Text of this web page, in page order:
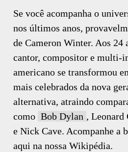
Se você acompanha o
nos últimos anos,
de Cameron Winter. Aos 24
cantor, compositor e multi-
americano se transformou
mais celebrados da nova
alternativa, atraindo
como Bob Dylan , Leonard
e Nick Cave. Acompanhe a
aqui na nossa Wikipédia.